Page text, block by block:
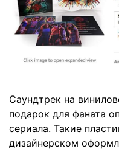
Саундтрек на
подарок для фаната
сериала. Такие
дизайнерском